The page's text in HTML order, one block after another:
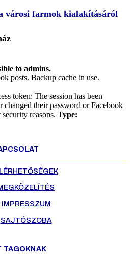
városi farmok kialakításáról
to admins.
posts. Backup cache in use.
token: The session has been
changed their password or Facebook
reasons. Type:
IMPRESSZUM
SAJTÓSZOBA
TAGOKNAK